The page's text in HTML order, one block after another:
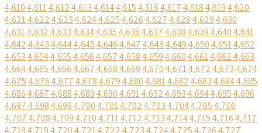
4,6104,6114,6124,6134,6144,6154,6164,6174,6184,6194,620
4,6214,6224,6234,6244,6254,6264,6274,6284,6294,630
4,6314,6324,6334,6344,6354,6364,6374,6384,6394,6404,641
4,6424,6434,6444,6454,6464,6474,6484,6494,6504,6514,652
4,6534,6544,6554,6564,6574,6584,6594,6604,6614,6624,663
4,6644,6654,6664,6674,6684,6694,6704,6714,6724,6734,674
4,6754,6764,6774,6784,6794,6804,6814,6824,6834,6844,685
4,6864,6874,6884,6894,6904,6914,6924,6934,6944,6954,696
4,6974,6984,6994,7004,7014,7024,7034,7044,7054,706
4,7074,7084,7094,7104,7114,7124,7134,7144,7154,7164,717